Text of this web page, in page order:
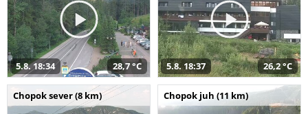
5.8. 18:34 28,7 °C 5.8. 18:37 26,2 °C
Chopok sever (8 km) Chopok juh (11 km)